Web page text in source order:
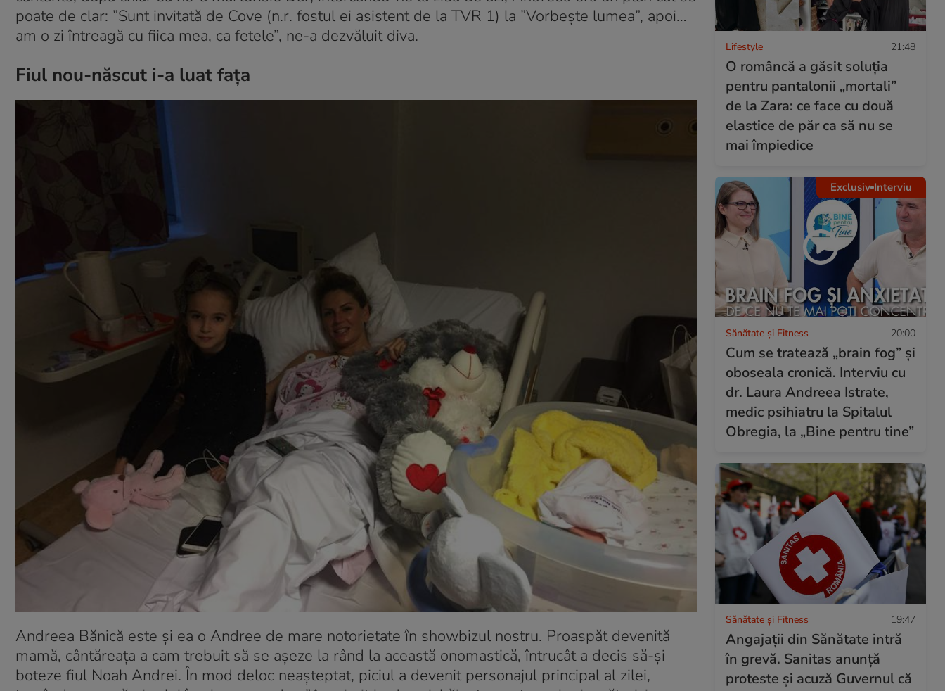
poate de clar: ”Sunt invitată de Cove (n.r. fostul ei asistent de la TVR 1) la ”Vorbește lumea”, apoi…
am o zi întreagă cu fiica mea, ca fetele”, ne-a dezvăluit diva.
Fiul nou-născut i-a luat fața
Andreea Bănică este și ea o Andree de mare notorietate în showbizul nostru. Proaspăt devenită
mamă, cântăreața a cam trebuit să se așeze la rând la această onomastică, întrucât a decis să-și
boteze fiul Noah Andrei. În mod deloc neașteptat, piciul a devenit personajul principal al zilei,
Lifestyle 21:48
O româncă a găsit soluția
pentru pantalonii „mortali”
de la Zara: ce face cu două
elastice de păr ca să nu se
mai împiedice
Exclusiv Interviu
Sănătate și Fitness 20:00
Cum se tratează „brain fog” și
oboseala cronică. Interviu cu
dr. Laura Andreea Istrate,
medic psihiatru la Spitalul
Obregia, la „Bine pentru tine”
Sănătate și Fitness 19:47
Angajații din Sănătate intră
în grevă. Sanitas anunță
proteste și acuză Guvernul că